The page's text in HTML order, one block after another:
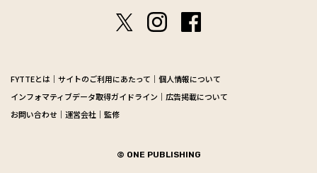
FYTTEとは サイトのご利用にあたって
個人情報について
インフォマティブデータ取得ガイドライン
広告掲載について
お問い合わせ
運営会社 監修
© ONE PUBLISHING